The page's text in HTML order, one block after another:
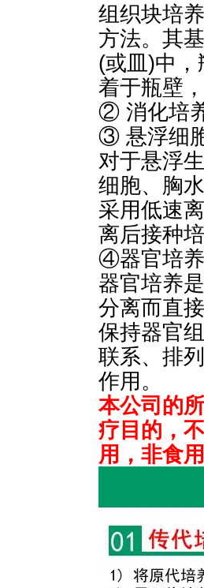
组织块培
方法。其
(或皿)中
着于瓶壁
② 消化培
③ 悬浮细
对于悬浮
细胞、胸
采用低速
离后接种
④器官培养
器官培养
分离而直
保持器官
联系、排
作用。
本公司的
疗目的，
用，非食用